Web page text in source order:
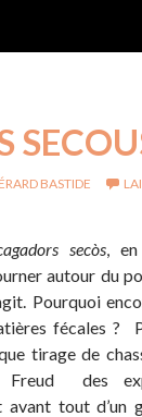
BASTIDE
secòs,
autour du
Pourquoi
fécales ?
tirage de
des
avant tout d’un